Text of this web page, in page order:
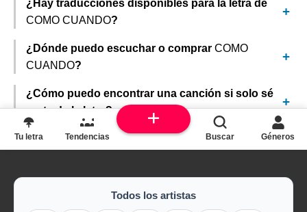
¿Hay traducciones disponibles para la letra de
COMO CUANDO?
¿Dónde puedo escuchar o comprar COMO
CUANDO?
¿Cómo puedo encontrar una canción si solo sé
parte de la letra?
Todos los artistas
Tu letra Tendencias Buscar Géneros